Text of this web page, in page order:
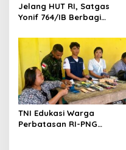
Jelang HUT RI, Satgas
Yonif 764/IB Berbagi
TNI Edukasi Warga
Perbatasan RI-PNG